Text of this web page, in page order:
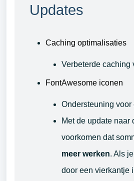
Updates
Caching optimalisaties
Verbeterde caching
FontAwesome iconen
Ondersteuning
Met de update
voorkomen dat
meer werken. Als
door een vierkantje